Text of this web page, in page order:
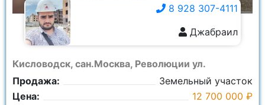
Кисловодск, сан.Москва, Революции ул.
Продажа:
Земельный участок
Цена:
12 700 000 ₽
8 928 307-4111
Джабраил